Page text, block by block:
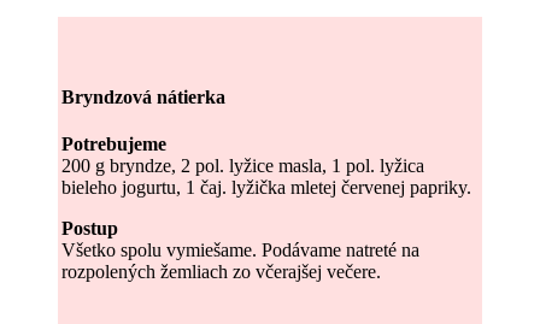
Bryndzová nátierka
Potrebujeme
200 g bryndze, 2 pol. lyžice masla, 1 pol. lyžica
bieleho jogurtu, 1 čaj. lyžička mletej červenej papriky.
Postup
Všetko spolu vymiešame. Podávame natreté na
rozpolených žemliach zo včerajšej večere.